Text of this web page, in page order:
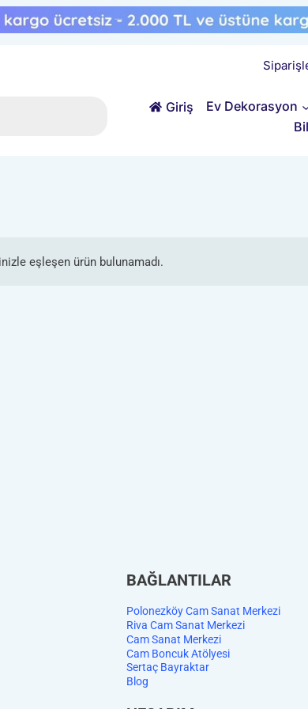
Giriş Ev Dekorasyon
eşleşen ürün bulunamadı.
BAĞLANTILAR
Polonezköy Cam Sanat Merkezi
Riva Cam Sanat Merkezi
Cam Sanat Merkezi
Cam Boncuk Atölyesi
Sertaç Bayraktar
Blog